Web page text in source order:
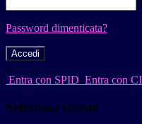
Password dimenticata?
-
Entra con SPID Entra con
Seleziona utente